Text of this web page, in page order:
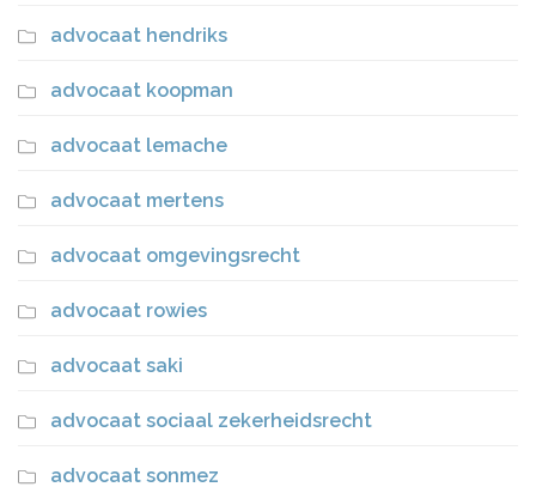
advocaat hendriks
advocaat koopman
advocaat lemache
advocaat mertens
advocaat omgevingsrecht
advocaat rowies
advocaat saki
advocaat sociaal zekerheidsrecht
advocaat sonmez